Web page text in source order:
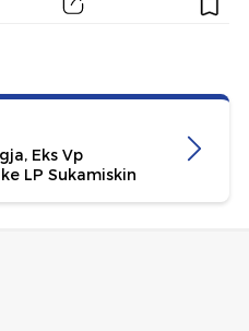
Eks Vp
LP Sukamiskin